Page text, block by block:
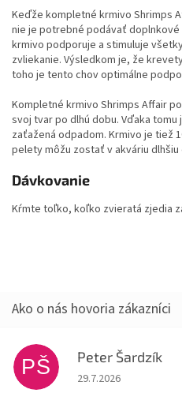
Keďže kompletné krmivo Shrimps
nie je potrebné podávať
krmivo podporuje a stimuluje
zvliekanie. Výsledkom je, že
toho je tento chov optimálne
Kompletné krmivo Shrimps Affair
svoj tvar po dlhú dobu. Vďaka
zaťažená odpadom. Krmivo je tiež
pelety môžu zostať v akváriu dlhšiu
Dávkovanie
Kŕmte toľko, koľko zvieratá zjedia
PŠ Peter Šardzík
Hodnotenie obchodu
29.7.2026